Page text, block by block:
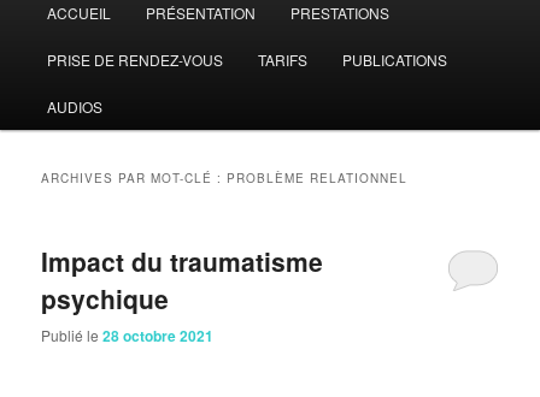
principal
ACCUEIL PRÉSENTATION PRESTATIONS
PRISE DE RENDEZ-VOUS TARIFS PUBLICATIONS
AUDIOS
ARCHIVES PAR MOT-CLÉ : PROBLÈME RELATIONNEL
Impact du traumatisme
psychique
Publié le28 octobre 2021